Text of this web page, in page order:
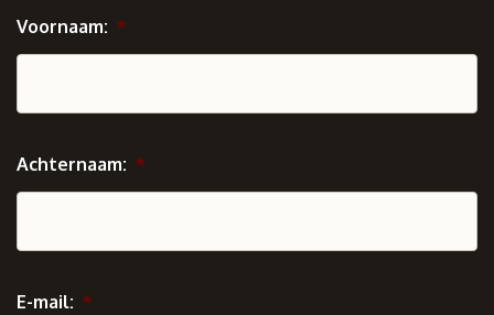
Voornaam: *
Achternaam: *
E-mail: *